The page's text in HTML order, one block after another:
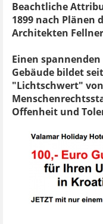
Beachtliche
1899 nach Plänen
Architekten
Einen
Gebäude bildet
"Lichtschwert"
Offenheit und